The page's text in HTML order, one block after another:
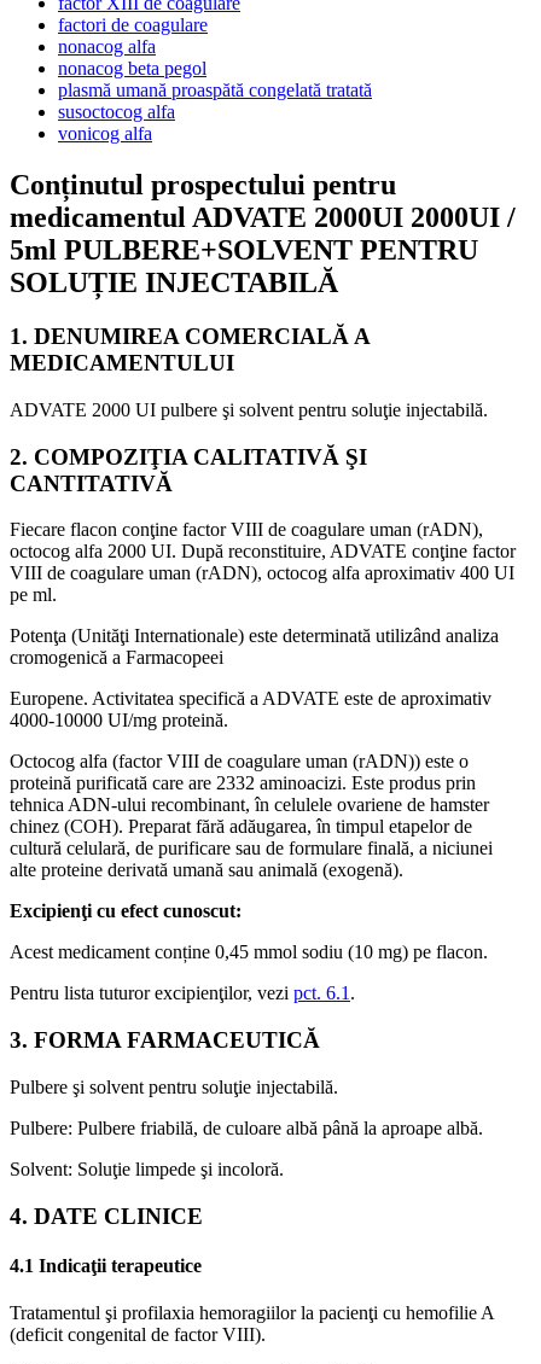
factori de coagulare
nonacog alfa
nonacog beta pegol
plasmă umană proaspătă congelată tratată
susoctocog alfa
vonicog alfa
Conținutul prospectului pentru
medicamentul ADVATE 2000UI 2000UI /
5ml PULBERE+SOLVENT PENTRU
SOLUȚIE INJECTABILĂ
1. DENUMIREA COMERCIALĂ A
MEDICAMENTULUI
ADVATE 2000 UI pulbere şi solvent pentru soluţie injectabilă.
2. COMPOZIŢIA CALITATIVĂ ŞI
CANTITATIVĂ
Fiecare flacon conţine factor VIII de coagulare uman (rADN),
octocog alfa 2000 UI. După reconstituire, ADVATE conţine factor
VIII de coagulare uman (rADN), octocog alfa aproximativ 400 UI
pe ml.
Potenţa (Unităţi Internationale) este determinată utilizând analiza
cromogenică a Farmacopeei
Europene. Activitatea specifică a ADVATE este de aproximativ
4000-10000 UI/mg proteină.
Octocog alfa (factor VIII de coagulare uman (rADN)) este o
proteină purificată care are 2332 aminoacizi. Este produs prin
tehnica ADN-ului recombinant, în celulele ovariene de hamster
chinez (COH). Preparat fără adăugarea, în timpul etapelor de
cultură celulară, de purificare sau de formulare finală, a niciunei
alte proteine derivată umană sau animală (exogenă).
Excipienţi cu efect cunoscut:
Acest medicament conține 0,45 mmol sodiu (10 mg) pe flacon.
Pentru lista tuturor excipienţilor, vezi pct. 6.1.
3. FORMA FARMACEUTICĂ
Pulbere şi solvent pentru soluţie injectabilă.
Pulbere: Pulbere friabilă, de culoare albă până la aproape albă.
Solvent: Soluţie limpede şi incoloră.
4. DATE CLINICE
4.1 Indicaţii terapeutice
Tratamentul şi profilaxia hemoragiilor la pacienţi cu hemofilie A
(deficit congenital de factor VIII).